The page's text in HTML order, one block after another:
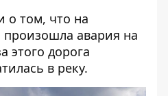
о том, что на
произошла авария на
этого дорога
в реку.